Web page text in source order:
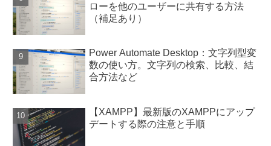
ローを他のユーザーに共有する方法
（補足あり）
Power Automate Desktop：文字列型変
数の使い方。文字列の検索、比較、結
合方法など
【XAMPP】最新版のXAMPPにアップ
デートする際の注意と手順